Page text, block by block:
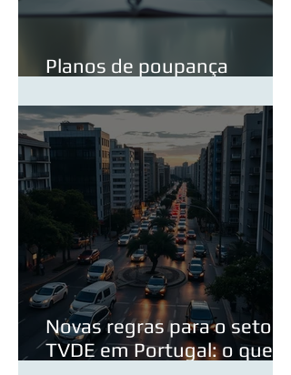
Planos de poupança
Novas regras para o setor
TVDE em Portugal: o que